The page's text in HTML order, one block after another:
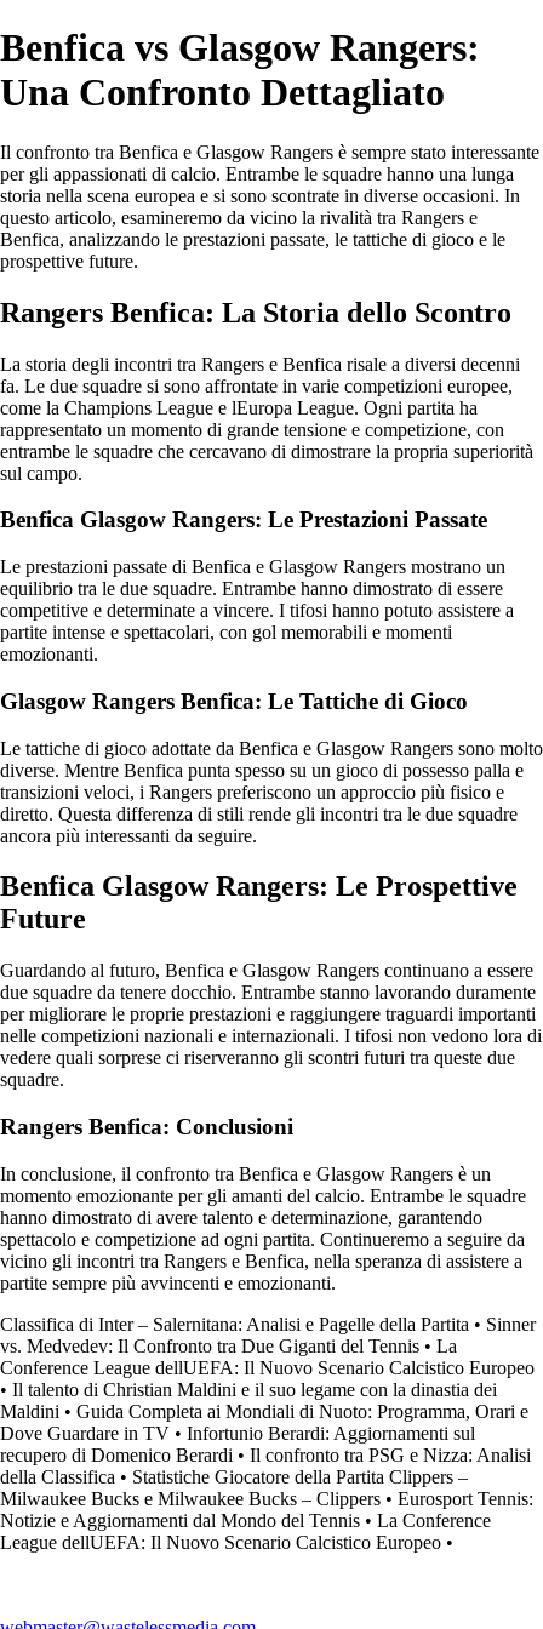
Benfica vs Glasgow Rangers:
Una Confronto Dettagliato
Il confronto tra Benfica e Glasgow Rangers è sempre stato interessante
per gli appassionati di calcio. Entrambe le squadre hanno una lunga
storia nella scena europea e si sono scontrate in diverse occasioni. In
questo articolo, esamineremo da vicino la rivalità tra Rangers e
Benfica, analizzando le prestazioni passate, le tattiche di gioco e le
prospettive future.
Rangers Benfica: La Storia dello Scontro
La storia degli incontri tra Rangers e Benfica risale a diversi decenni
fa. Le due squadre si sono affrontate in varie competizioni europee,
come la Champions League e lEuropa League. Ogni partita ha
rappresentato un momento di grande tensione e competizione, con
entrambe le squadre che cercavano di dimostrare la propria superiorità
sul campo.
Benfica Glasgow Rangers: Le Prestazioni Passate
Le prestazioni passate di Benfica e Glasgow Rangers mostrano un
equilibrio tra le due squadre. Entrambe hanno dimostrato di essere
competitive e determinate a vincere. I tifosi hanno potuto assistere a
partite intense e spettacolari, con gol memorabili e momenti
emozionanti.
Glasgow Rangers Benfica: Le Tattiche di Gioco
Le tattiche di gioco adottate da Benfica e Glasgow Rangers sono molto
diverse. Mentre Benfica punta spesso su un gioco di possesso palla e
transizioni veloci, i Rangers preferiscono un approccio più fisico e
diretto. Questa differenza di stili rende gli incontri tra le due squadre
ancora più interessanti da seguire.
Benfica Glasgow Rangers: Le Prospettive
Future
Guardando al futuro, Benfica e Glasgow Rangers continuano a essere
due squadre da tenere docchio. Entrambe stanno lavorando duramente
per migliorare le proprie prestazioni e raggiungere traguardi importanti
nelle competizioni nazionali e internazionali. I tifosi non vedono lora di
vedere quali sorprese ci riserveranno gli scontri futuri tra queste due
squadre.
Rangers Benfica: Conclusioni
In conclusione, il confronto tra Benfica e Glasgow Rangers è un
momento emozionante per gli amanti del calcio. Entrambe le squadre
hanno dimostrato di avere talento e determinazione, garantendo
spettacolo e competizione ad ogni partita. Continueremo a seguire da
vicino gli incontri tra Rangers e Benfica, nella speranza di assistere a
partite sempre più avvincenti e emozionanti.
Classifica di Inter – Salernitana: Analisi e Pagelle della Partita • Sinner
vs. Medvedev: Il Confronto tra Due Giganti del Tennis • La
Conference League dellUEFA: Il Nuovo Scenario Calcistico Europeo
• Il talento di Christian Maldini e il suo legame con la dinastia dei
Maldini • Guida Completa ai Mondiali di Nuoto: Programma, Orari e
Dove Guardare in TV • Infortunio Berardi: Aggiornamenti sul
recupero di Domenico Berardi • Il confronto tra PSG e Nizza: Analisi
della Classifica • Statistiche Giocatore della Partita Clippers –
Milwaukee Bucks e Milwaukee Bucks – Clippers • Eurosport Tennis:
Notizie e Aggiornamenti dal Mondo del Tennis • La Conference
League dellUEFA: Il Nuovo Scenario Calcistico Europeo •